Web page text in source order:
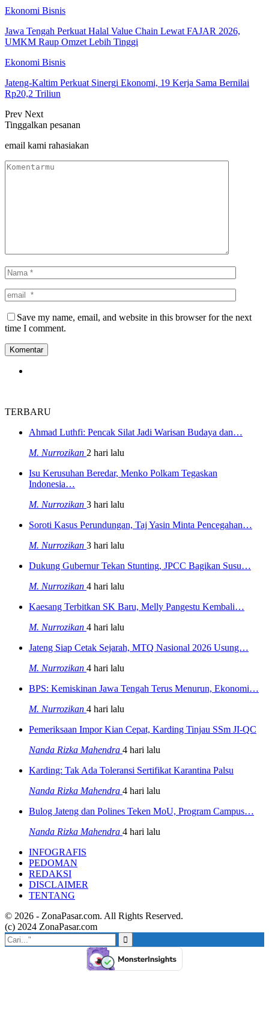
Ekonomi Bisnis
Jawa Tengah Perkuat Halal Value Chain Lewat FAJAR 2026,
UMKM Raup Omzet Lebih Tinggi
Ekonomi Bisnis
Jateng-Kaltim Perkuat Sinergi Ekonomi, 19 Kerja Sama Bernilai
Rp20,2 Triliun
Prev Next
Tinggalkan pesanan
email kami rahasiakan
Save my name, email, and website in this browser for the next
time I comment.
TERBARU
Ahmad Luthfi: Pencak Silat Jadi Warisan Budaya dan…
M. Nurrozikan 2 hari lalu
Isu Kerusuhan Beredar, Menko Polkam Tegaskan
Indonesia…
M. Nurrozikan 3 hari lalu
Soroti Kasus Perundungan, Taj Yasin Minta Pencegahan…
M. Nurrozikan 3 hari lalu
Dukung Gubernur Tekan Stunting, JPCC Bagikan Susu…
M. Nurrozikan 4 hari lalu
Kaesang Terbitkan SK Baru, Melly Pangestu Kembali…
M. Nurrozikan 4 hari lalu
Jateng Siap Cetak Sejarah, MTQ Nasional 2026 Usung…
M. Nurrozikan 4 hari lalu
BPS: Kemiskinan Jawa Tengah Terus Menurun, Ekonomi…
M. Nurrozikan 4 hari lalu
Pemeriksaan Impor Kian Cepat, Karding Tinjau SSm JI-QC
Nanda Rizka Mahendra 4 hari lalu
Karding: Tak Ada Toleransi Sertifikat Karantina Palsu
Nanda Rizka Mahendra 4 hari lalu
Bulog Jateng dan Polines Teken MoU, Program Campus…
Nanda Rizka Mahendra 4 hari lalu
INFOGRAFIS
PEDOMAN
REDAKSI
DISCLAIMER
TENTANG
© 2026 - ZonaPasar.com. All Rights Reserved.
(c) 2024 ZonaPasar.com